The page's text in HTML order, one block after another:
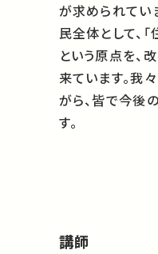
が求められてい
民全体として、
という原点を、
来ています。我
がら、皆で今後
す。
講師